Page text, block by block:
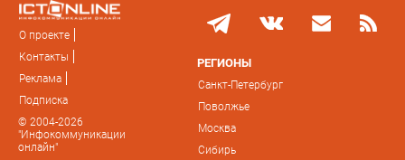
О проекте
Контакты
Реклама
Подписка
© 2004-2026
"Инфокоммуникации
онлайн"
РЕГИОНЫ
Санкт-Петербург
Поволжье
Москва
Сибирь